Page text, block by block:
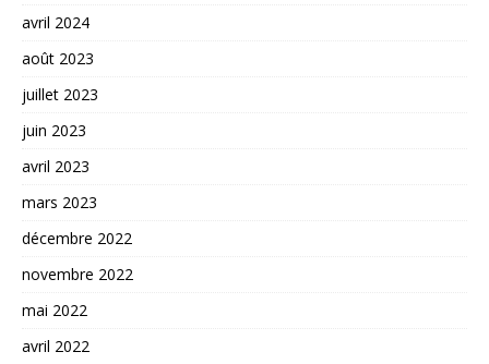
avril 2024
août 2023
juillet 2023
juin 2023
avril 2023
mars 2023
décembre 2022
novembre 2022
mai 2022
avril 2022